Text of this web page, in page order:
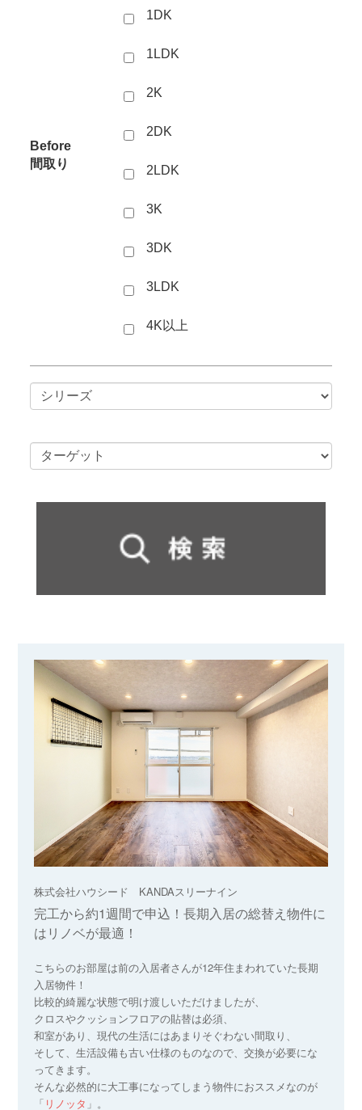
Before
間取り
1DK
1LDK
2K
2DK
2LDK
3K
3DK
3LDK
4K以上
株式会社ハウシード KANDAスリーナイン
完工から約1週間で申込！長期入居の総替え物件に
はリノベが最適！
こちらのお部屋は前の入居者さんが12年住まわれていた長期
入居物件！
比較的綺麗な状態で明け渡しいただけましたが、
クロスやクッションフロアの貼替は必須、
和室があり、現代の生活にはあまりそぐわない間取り、
そして、生活設備も古い仕様のものなので、交換が必要にな
ってきます。
そんな必然的に大工事になってしまう物件におススメなのが
「 リノッタ 」。